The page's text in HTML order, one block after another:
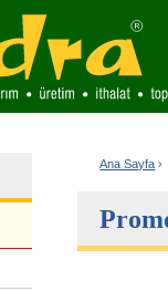
Ana Sayfa ›